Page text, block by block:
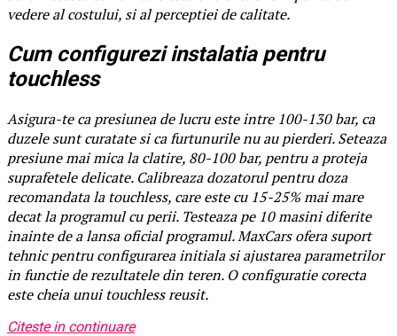
vedere al costului, si al perceptiei de calitate.
Cum configurezi instalatia pentru
touchless
Asigura-te ca presiunea de lucru este intre 100-130 bar, ca
duzele sunt curatate si ca furtunurile nu au pierderi. Seteaza
presiune mai mica la clatire, 80-100 bar, pentru a proteja
suprafetele delicate. Calibreaza dozatorul pentru doza
recomandata la touchless, care este cu 15-25% mai mare
decat la programul cu perii. Testeaza pe 10 masini diferite
inainte de a lansa oficial programul. MaxCars ofera suport
tehnic pentru configurarea initiala si ajustarea parametrilor
in functie de rezultatele din teren. O configuratie corecta
este cheia unui touchless reusit.
Citeste in continuare